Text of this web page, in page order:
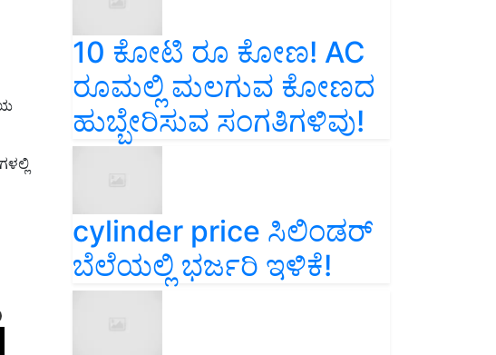
10 ಕೋಟಿ ರೂ ಕೋಣ! AC
ರೂಮಲ್ಲಿ ಮಲಗುವ ಕೋಣದ
ಹುಬ್ಬೇರಿಸುವ ಸಂಗತಿಗಳಿವು!
cylinder price ಸಿಲಿಂಡರ್‌
ಬೆಲೆಯಲ್ಲಿ ಭರ್ಜರಿ ಇಳಿಕೆ!